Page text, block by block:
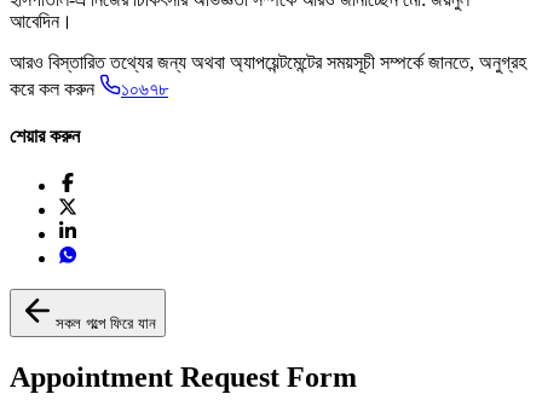
আবেদিন।
আরও বিস্তারিত তথ্যের জন্য অথবা অ্যাপয়েন্টমেন্টের সময়সূচী সম্পর্কে জানতে, অনুগ্রহ
করে কল করুন
১০৬৭৮
শেয়ার করুন
সকল গল্পে ফিরে যান
Appointment Request Form